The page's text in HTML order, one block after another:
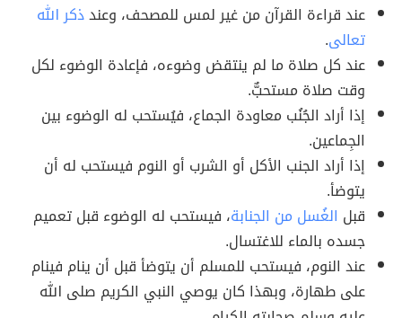
عند قراءة القرآن من غير لمس للمصحف، وعندذكر الله
تعالى.
عند كل صلاة ما لم ينتقض وضوءه، فإعادة الوضوء لكل
وقت صلاة مستحبٌّ.
إذا أراد الجُنُب معاودة الجماع، فيُستحب له الوضوء بين
الجِماعين.
إذا أراد الجنب الأكل أو الشرب أو النوم فيستحب له أن
يتوضأ.
قبل الغُسل من الجنابة، فيستحب له الوضوء قبل تعميم
جسده بالماء للاغتسال.
عند النوم، فيستحب للمسلم أن يتوضأ قبل أن ينام فينام
على طهارة، وبهذا كان يوصي النبي الكريم صلى الله